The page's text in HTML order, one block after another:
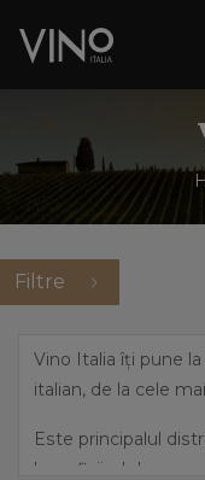
Filtre
Vino Italia îți pune
italian, de la cele
Este principalul
beneficiind de o